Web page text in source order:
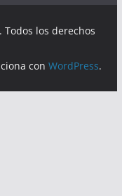
. Todos los derechos
conWordPress.